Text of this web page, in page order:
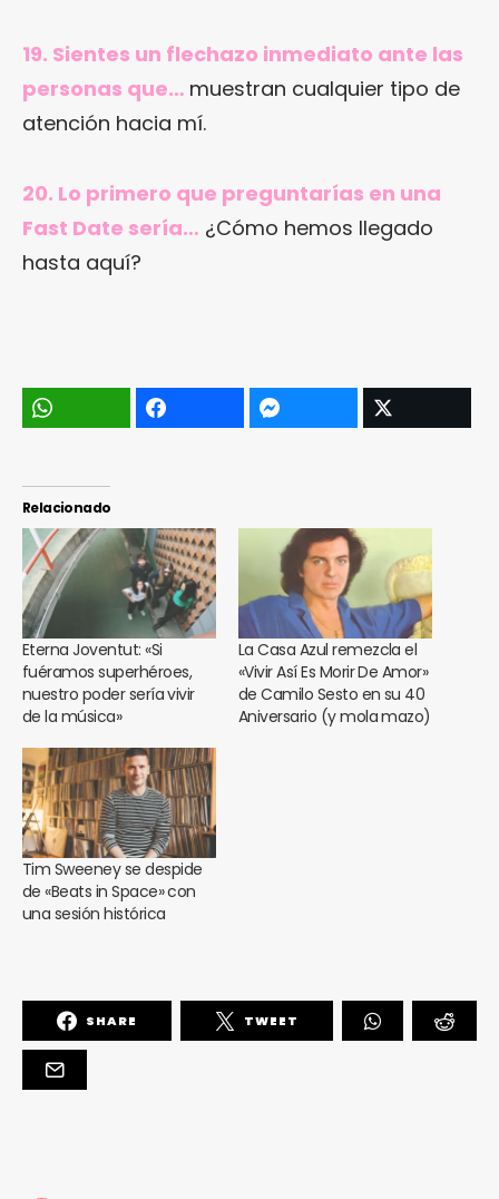
19. Sientes un flechazo inmediato ante las
personas que… muestran cualquier tipo de
atención hacia mí.
20. Lo primero que preguntarías en una
Fast Date sería… ¿Cómo hemos llegado
hasta aquí?
Relacionado
Eterna Joventut: «Si
fuéramos superhéroes,
nuestro poder sería vivir
de la música»
La Casa Azul remezcla el
«Vivir Así Es Morir De Amor»
de Camilo Sesto en su 40
Aniversario (y mola mazo)
Tim Sweeney se despide
de «Beats in Space» con
una sesión histórica
SHARE TWEET
¿Te gusta fantasticmag.es?